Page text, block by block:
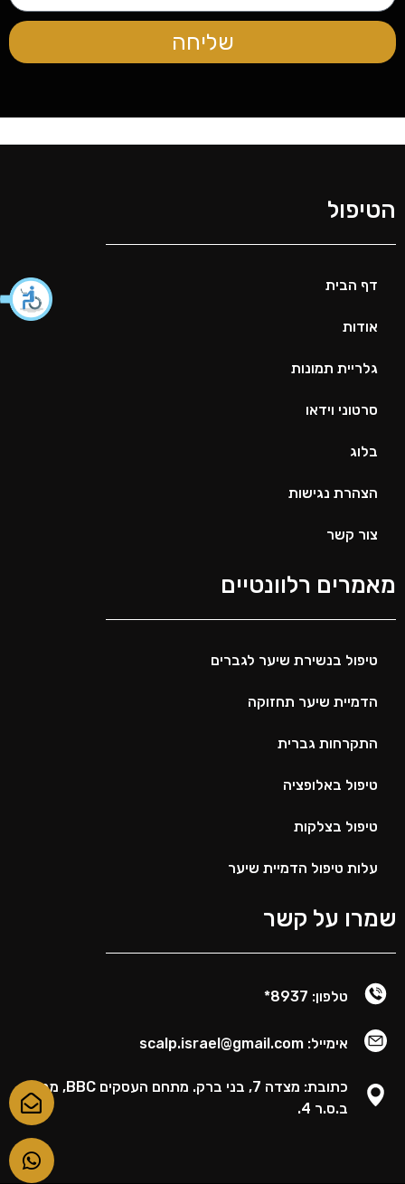
שליחה
הטיפול
דף הבית
אודות
גלריית תמונות
סרטוני וידאו
בלוג
הצהרת נגישות
צור קשר
מאמרים רלוונטיים
טיפול בנשירת שיער לגברים
הדמיית שיער תחזוקה
התקרחות גברית
טיפול באלופציה
טיפול בצלקות
עלות טיפול הדמיית שיער
שמרו על קשר
טלפון: 8937*
אימייל: scalp.israel@gmail.com
כתובת: מצדה 7, בני ברק. מתחם העסקים BBC, מגדל
ב.ס.ר 4.